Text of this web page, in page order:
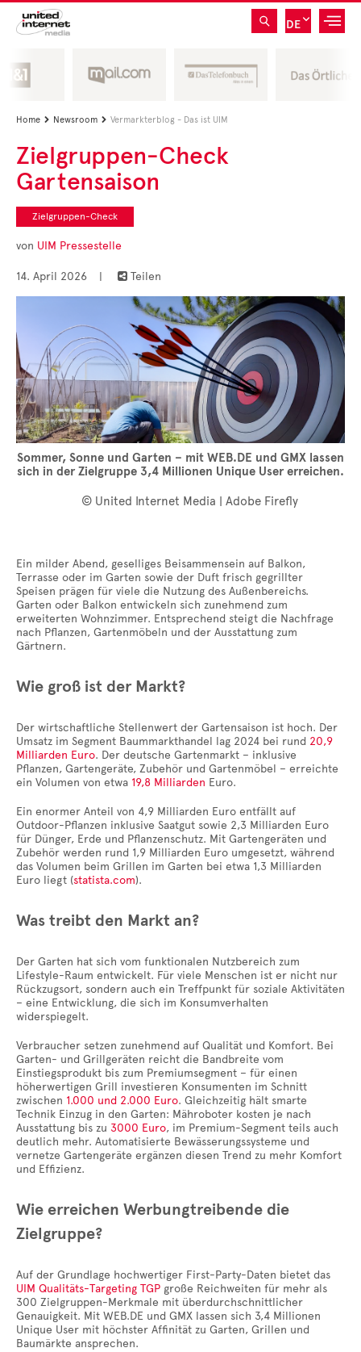
DE
Home  Newsroom  Vermarkterblog - Das ist UIM
Zielgruppen-Check
Gartensaison
Zielgruppen-Check
von UIM Pressestelle
14. April 2026 |  Teilen
Sommer, Sonne und Garten – mit WEB.DE und GMX lassen
sich in der Zielgruppe 3,4 Millionen Unique User erreichen.
© United Internet Media | Adobe Firefly
Ein milder Abend, geselliges Beisammensein auf Balkon,
Terrasse oder im Garten sowie der Duft frisch gegrillter
Speisen prägen für viele die Nutzung des Außenbereichs.
Garten oder Balkon entwickeln sich zunehmend zum
erweiterten Wohnzimmer. Entsprechend steigt die Nachfrage
nach Pflanzen, Gartenmöbeln und der Ausstattung zum
Gärtnern.
Wie groß ist der Markt?
Der wirtschaftliche Stellenwert der Gartensaison ist hoch. Der
Umsatz im Segment Baummarkthandel lag 2024 bei rund 20,9
Milliarden Euro. Der deutsche Gartenmarkt – inklusive
Pflanzen, Gartengeräte, Zubehör und Gartenmöbel – erreichte
ein Volumen von etwa 19,8 Milliarden Euro.
Ein enormer Anteil von 4,9 Milliarden Euro entfällt auf
Outdoor-Pflanzen inklusive Saatgut sowie 2,3 Milliarden Euro
für Dünger, Erde und Pflanzenschutz. Mit Gartengeräten und
Zubehör werden rund 1,9 Milliarden Euro umgesetzt, während
das Volumen beim Grillen im Garten bei etwa 1,3 Milliarden
Euro liegt (statista.com).
Was treibt den Markt an?
Der Garten hat sich vom funktionalen Nutzbereich zum
Lifestyle-Raum entwickelt. Für viele Menschen ist er nicht nur
Rückzugsort, sondern auch ein Treffpunkt für soziale Aktivitäten
– eine Entwicklung, die sich im Konsumverhalten
widerspiegelt.
Verbraucher setzen zunehmend auf Qualität und Komfort. Bei
Garten- und Grillgeräten reicht die Bandbreite vom
Einstiegsprodukt bis zum Premiumsegment – für einen
höherwertigen Grill investieren Konsumenten im Schnitt
zwischen 1.000 und 2.000 Euro. Gleichzeitig hält smarte
Technik Einzug in den Garten: Mähroboter kosten je nach
Ausstattung bis zu 3000 Euro, im Premium-Segment teils auch
deutlich mehr. Automatisierte Bewässerungssysteme und
vernetze Gartengeräte ergänzen diesen Trend zu mehr Komfort
und Effizienz.
Wie erreichen Werbungtreibende die
Zielgruppe?
Auf der Grundlage hochwertiger First-Party-Daten bietet das
UIM Qualitäts-Targeting TGP große Reichweiten für mehr als
300 Zielgruppen-Merkmale mit überdurchschnittlicher
Genauigkeit. Mit WEB.DE und GMX lassen sich 3,4 Millionen
Unique User mit höchster Affinität zu Garten, Grillen und
Baumärkte ansprechen.